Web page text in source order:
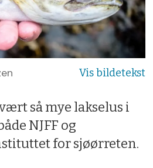
så mye lakselus i
NJFF og
for sjøørreten.